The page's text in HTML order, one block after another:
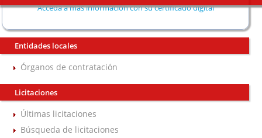
Acceda a más información con su certificado digital
Entidades locales
Órganos de contratación
Licitaciones
Últimas licitaciones
Búsqueda de licitaciones